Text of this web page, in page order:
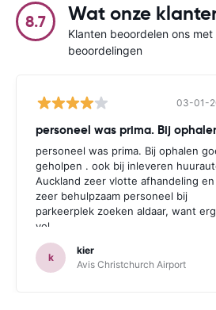
8.7 Wat onze
Klanten beoordelen ons
beoordelingen
03-01-
personeel was prima. Bij
personeel was prima. Bij ophalen
geholpen . ook bij inleveren
Auckland zeer vlotte afhandeling en
zeer behulpzaam personeel bij
parkeerplek zoeken aldaar, want erg
vol.
k
kier
Avis Christchurch Airport